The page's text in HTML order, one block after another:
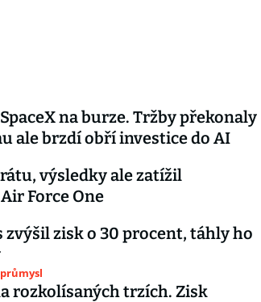
na burze. Tržby překonaly
ale brzdí obří investice do AI
výsledky ale zatížil
Force One
zvýšil zisk o 30 procent, táhly ho
rozkolísaných trzích. Zisk